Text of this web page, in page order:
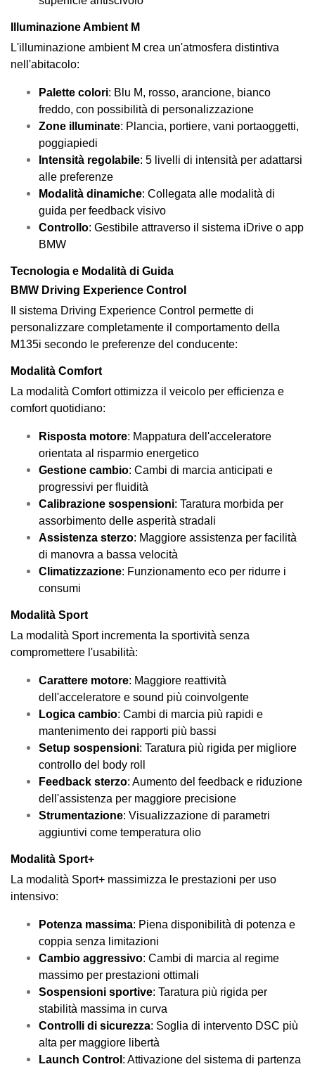
Illuminazione Ambient M
L'illuminazione ambient M crea un'atmosfera distintiva
nell'abitacolo:
Palette colori: Blu M, rosso, arancione, bianco
freddo, con possibilità di personalizzazione
Zone illuminate: Plancia, portiere, vani portaoggetti,
poggiapiedi
Intensità regolabile: 5 livelli di intensità per adattarsi
alle preferenze
Modalità dinamiche: Collegata alle modalità di
guida per feedback visivo
Controllo: Gestibile attraverso il sistema iDrive o app
BMW
Tecnologia e Modalità di Guida
BMW Driving Experience Control
Il sistema Driving Experience Control permette di
personalizzare completamente il comportamento della
M135i secondo le preferenze del conducente:
Modalità Comfort
La modalità Comfort ottimizza il veicolo per efficienza e
comfort quotidiano:
Risposta motore: Mappatura dell'acceleratore
orientata al risparmio energetico
Gestione cambio: Cambi di marcia anticipati e
progressivi per fluidità
Calibrazione sospensioni: Taratura morbida per
assorbimento delle asperità stradali
Assistenza sterzo: Maggiore assistenza per facilità
di manovra a bassa velocità
Climatizzazione: Funzionamento eco per ridurre i
consumi
Modalità Sport
La modalità Sport incrementa la sportività senza
compromettere l'usabilità:
Carattere motore: Maggiore reattività
dell'acceleratore e sound più coinvolgente
Logica cambio: Cambi di marcia più rapidi e
mantenimento dei rapporti più bassi
Setup sospensioni: Taratura più rigida per migliore
controllo del body roll
Feedback sterzo: Aumento del feedback e riduzione
dell'assistenza per maggiore precisione
Strumentazione: Visualizzazione di parametri
aggiuntivi come temperatura olio
Modalità Sport+
La modalità Sport+ massimizza le prestazioni per uso
intensivo:
Potenza massima: Piena disponibilità di potenza e
coppia senza limitazioni
Cambio aggressivo: Cambi di marcia al regime
massimo per prestazioni ottimali
Sospensioni sportive: Taratura più rigida per
stabilità massima in curva
Controlli di sicurezza: Soglia di intervento DSC più
alta per maggiore libertà
Launch Control : Attivazione del sistema di partenza